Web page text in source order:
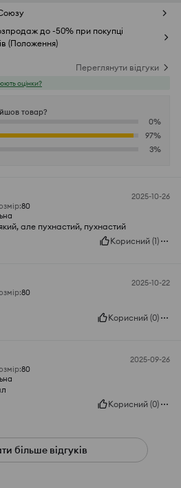
до -50% при покупці
(Положення)
Переглянути відгуки
оцінки?
товар?
0%
97%
3%
2025-10-26
:80
але пухнастий, пухнастий
Корисний (1)
2025-10-22
:80
Корисний (0)
2025-09-26
:80
Корисний (0)
більше відгуків